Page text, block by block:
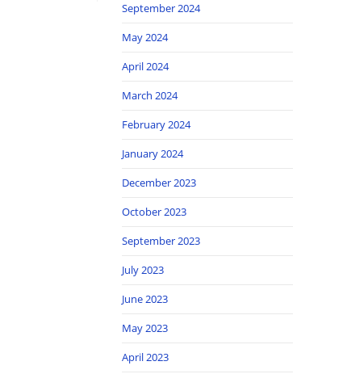
September 2024
May 2024
April 2024
March 2024
February 2024
January 2024
December 2023
October 2023
September 2023
July 2023
June 2023
May 2023
April 2023